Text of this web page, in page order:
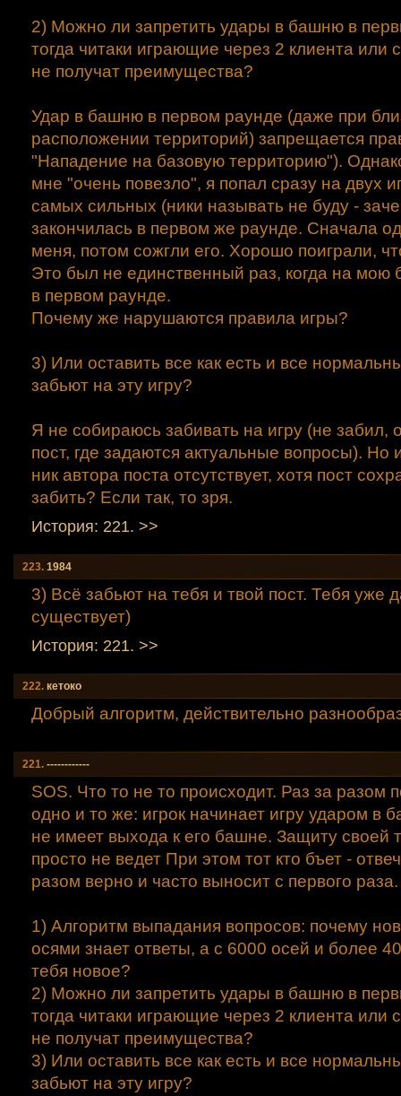
2) Можно ли запретить удары в башню в
тогда читаки играющие через 2 клиента или
не получат преимущества?
Удар в башню в первом раунде (даже при
расположении территорий) запрещается
"Нападение на базовую территорию").
мне "очень повезло", я попал сразу на двух
самых сильных (ники называть не буду -
закончилась в первом же раунде. Сначала
меня, потом сожгли его. Хорошо поиграли,
Это был не единственный раз, когда на
в первом раунде.
Почему же нарушаются правила игры?
3) Или оставить все как есть и все
забьют на эту игру?
Я не собираюсь забивать на игру (не забил,
пост, где задаются актуальные вопросы). Но
ник автора поста отсутствует, хотя пост
забить? Если так, то зря.
История: 221. >>
223. 1984
3) Всё забьют на тебя и твой пост. Тебя уже
существует)
История: 221. >>
222. кетоко
Добрый алгоритм, действительно
221. ------------
SOS. Что то не то происходит. Раз за разом
одно и то же: игрок начинает игру ударом в
не имеет выхода к его башне. Защиту своей
просто не ведет При этом тот кто бъет -
разом верно и часто выносит с первого раза.
1) Алгоритм выпадания вопросов: почему
осями знает ответы, а с 6000 осей и более
тебя новое?
2) Можно ли запретить удары в башню в
тогда читаки играющие через 2 клиента или
не получат преимущества?
3) Или оставить все как есть и все
забьют на эту игру?